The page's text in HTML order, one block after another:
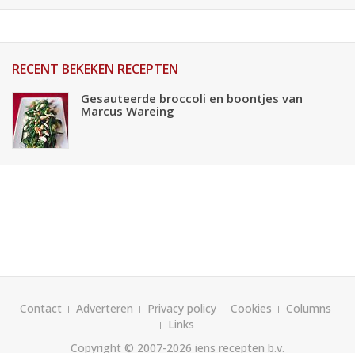
RECENT BEKEKEN RECEPTEN
Gesauteerde broccoli en boontjes van
Marcus Wareing
Contact Adverteren Privacy policy Cookies
Columns
Links
Copyright © 2007-2026 iens recepten b.v.